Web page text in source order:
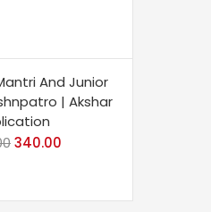
And Junior
| Akshar
Original
340.00